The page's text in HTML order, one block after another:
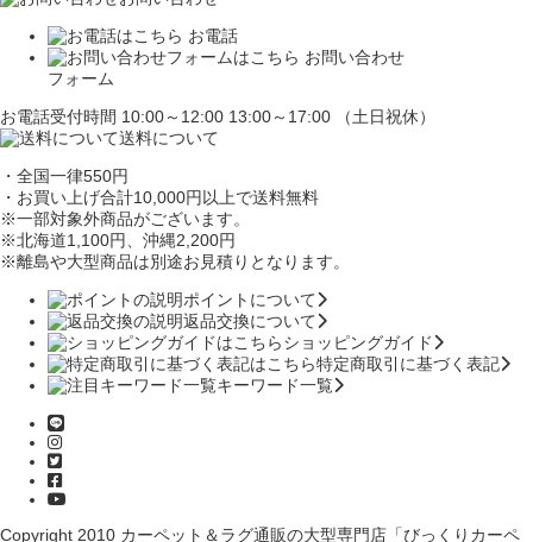
お電話
お問い合わせ
フォーム
お電話受付時間 10:00～12:00 13:00～17:00 （土日祝休）
送料について
・全国一律550円
・お買い上げ合計10,000円以上で送料無料
※一部対象外商品がございます。
※北海道1,100円 、沖縄2,200円
※離島や大型商品は別途お見積りとなります。
ポイントについて
返品交換について
ショッピングガイド
特定商取引に基づく表記
キーワード一覧
Copyright 2010 カーペット＆ラグ通販の大型専門店「びっくりカーペ